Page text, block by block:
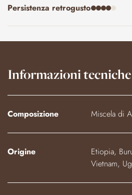
Persistenza retrogusto
Informazioni tecniche
Composizione Miscela di
Origine
Etiopia,
Vietnam,